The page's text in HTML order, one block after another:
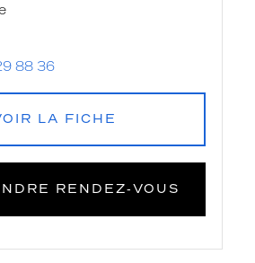
88 36
LA FICHE
RENDEZ‑VOUS